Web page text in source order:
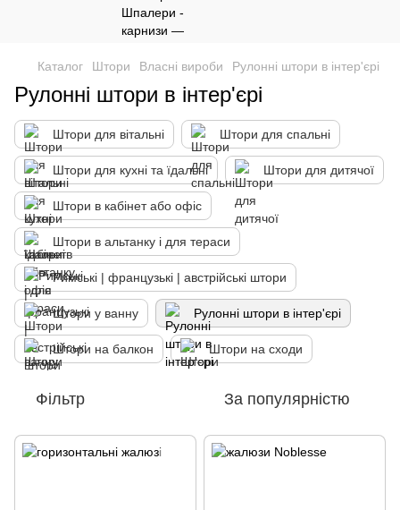
Каталог Штори Власні вироби Рулонні штори в інтер'єрі
Рулонні штори в інтер'єрі
Штори для вітальні Штори для спальні
Штори для кухні та їдальні Штори для дитячої
Штори в кабінет або офіс
Штори в альтанку і для тераси
Римські | французькі | австрійські штори
Штори у ванну Рулонні штори в інтер'єрі
Штори на балкон Штори на сходи
Фільтр За популярністю